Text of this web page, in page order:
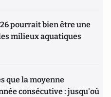
pourrait bien être une
milieux aquatiques
que la moyenne
consécutive : jusqu'où